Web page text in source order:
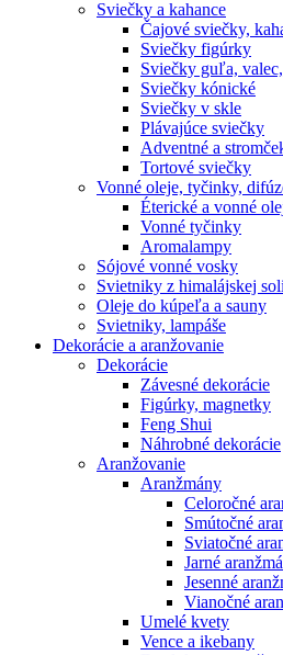
Sviečky a kahance
Čajové sviečky,
Sviečky figúrky
Sviečky guľa,
Sviečky kónické
Sviečky v skle
Plávajúce sviečky
Adventné a
Tortové sviečky
Vonné oleje, tyčinky,
Éterické a vonné
Vonné tyčinky
Aromalampy
Sójové vonné vosky
Svietniky z himalájskej soli
Oleje do kúpeľa a sauny
Svietniky, lampáše
Dekorácie a aranžovanie
Dekorácie
Závesné dekorácie
Figúrky, magnetky
Feng Shui
Náhrobné dekorácie
Aranžovanie
Aranžmány
Celoročné
Smútočné
Sviatočné
Jarné
Jesenné
Vianočné
Umelé kvety
Vence a ikebany